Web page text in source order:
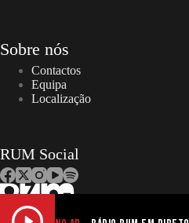
Sobre nós
Contactos
Equipa
Localização
RUM Social